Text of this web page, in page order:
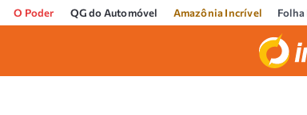
O Poder QG do Automóvel Amazônia Incrível